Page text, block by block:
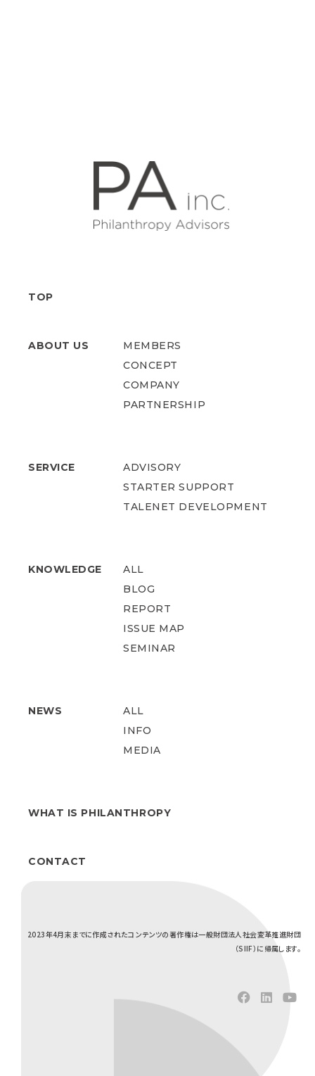
TOP
ABOUT US
MEMBERS
CONCEPT
COMPANY
PARTNERSHIP
SERVICE
ADVISORY
STARTER SUPPORT
TALENET DEVELOPMENT
KNOWLEDGE
ALL
BLOG
REPORT
ISSUE MAP
SEMINAR
NEWS
ALL
INFO
MEDIA
WHAT IS PHILANTHROPY
CONTACT
2023年4月末までに作成されたコンテンツの著作権は一般財団法人社会変革推進財団
（SIIF）に帰属します。